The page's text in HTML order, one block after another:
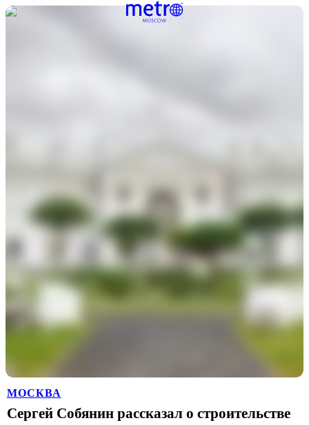
МОСКВА
Сергей Собянин рассказал о строительстве